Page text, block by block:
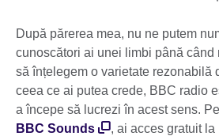
După părerea mea, nu ne putem
cunoscători ai unei limbi până când
să înțelegem o varietate rezonabilă
ceea ce ai putea crede, BBC radio
a începe să lucrezi în acest sens.
BBC Sounds
, ai acces gratuit